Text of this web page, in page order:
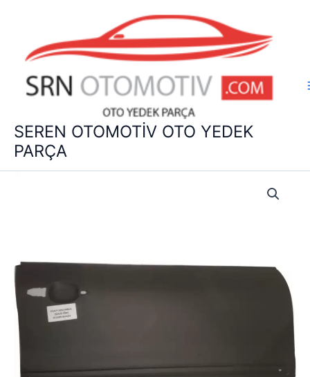
SEREN OTOMOTİV OTO YEDEK
PARÇA